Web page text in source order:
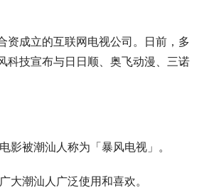
资成立的互联网电视公司。日前，多
科技宣布与日日顺、奥飞动漫、三诺
影被潮汕人称为「暴风电视」。
大潮汕人广泛使用和喜欢。